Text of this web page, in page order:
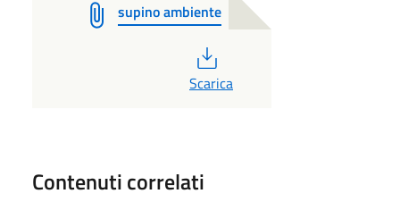
supino ambiente
Scarica
Contenuti correlati